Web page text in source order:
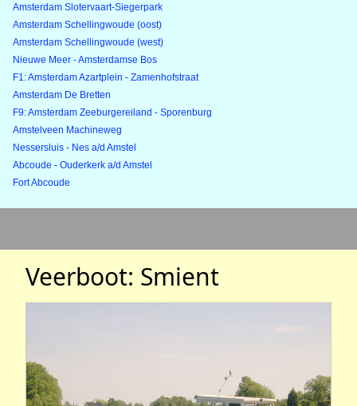
Amsterdam Slotervaart-Siegerpark
Amsterdam Schellingwoude (oost)
Amsterdam Schellingwoude (west)
Nieuwe Meer - Amsterdamse Bos
F1: Amsterdam Azartplein - Zamenhofstraat
Amsterdam De Bretten
F9: Amsterdam Zeeburgereiland - Sporenburg
Amstelveen Machineweg
Nessersluis - Nes a/d Amstel
Abcoude - Ouderkerk a/d Amstel
Fort Abcoude
Veerboot: Smient